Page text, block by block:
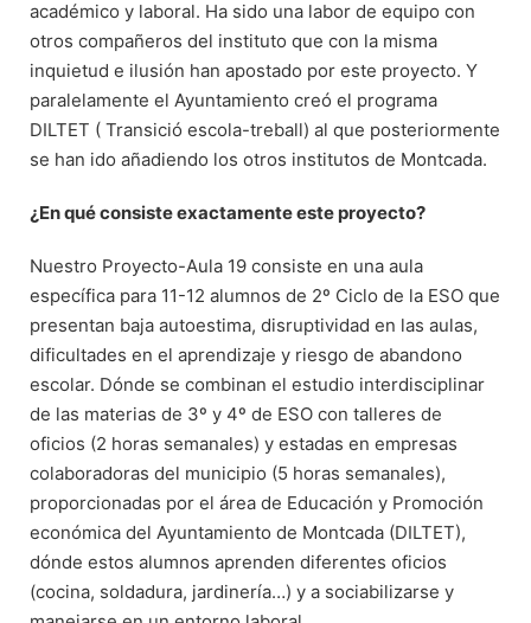
académico y laboral. Ha sido una labor de equipo con
otros compañeros del instituto que con la misma
inquietud e ilusión han apostado por este proyecto. Y
paralelamente el Ayuntamiento creó el programa
DILTET ( Transició escola-treball) al que posteriormente
se han ido añadiendo los otros institutos de Montcada.
¿En qué consiste exactamente este proyecto?
Nuestro Proyecto-Aula 19 consiste en una aula
específica para 11-12 alumnos de 2º Ciclo de la ESO que
presentan baja autoestima, disruptividad en las aulas,
dificultades en el aprendizaje y riesgo de abandono
escolar. Dónde se combinan el estudio interdisciplinar
de las materias de 3º y 4º de ESO con talleres de
oficios (2 horas semanales) y estadas en empresas
colaboradoras del municipio (5 horas semanales),
proporcionadas por el área de Educación y Promoción
económica del Ayuntamiento de Montcada (DILTET),
dónde estos alumnos aprenden diferentes oficios
(cocina, soldadura, jardinería…) y a sociabilizarse y